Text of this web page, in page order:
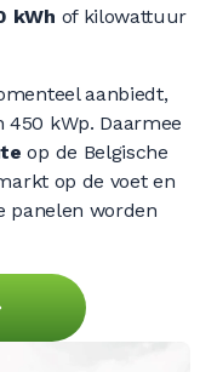
kWh of kilowattuur
aanbiedt,
kWp. Daarmee
op de Belgische
op de voet en
panelen worden